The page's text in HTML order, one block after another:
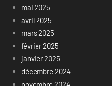
mai 2025
avril 2025
mars 2025
février 2025
janvier 2025
décembre 2024
novembre 2024